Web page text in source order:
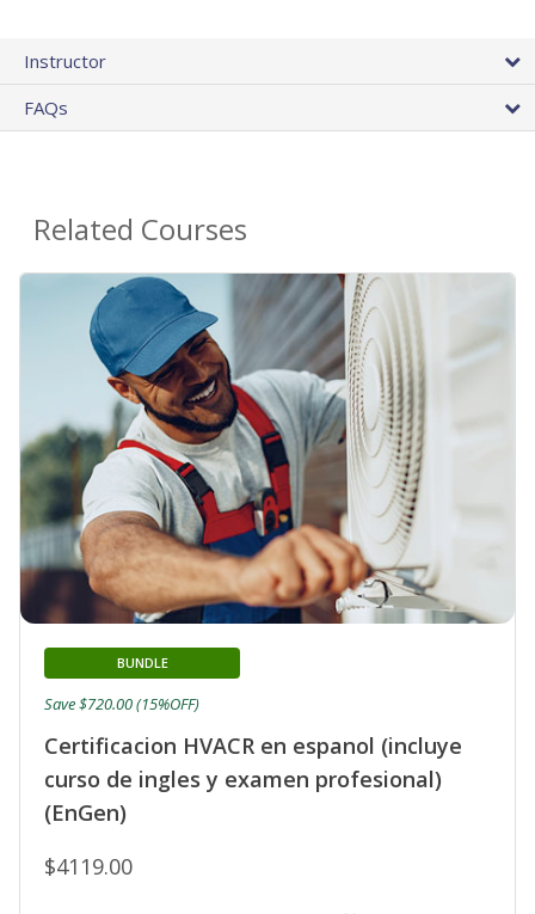
Instructor
FAQs
Related Courses
Certificacion HVACR en espanol (incluye
curso de ingles y examen profesional)
(EnGen)
BUNDLE
$4119.00
Save $720.00 (15%OFF)